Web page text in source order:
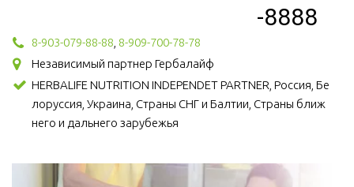
-8888
8-903-079-88-88 8-909-700-78-78
Независимый партнер Гербалайф
HERBALIFE NUTRITION INDEPENDET PARTNER, Россия, Бе
лоруссия, Украина, Страны СНГ и Балтии, Страны ближ
него и дальнего зарубежья